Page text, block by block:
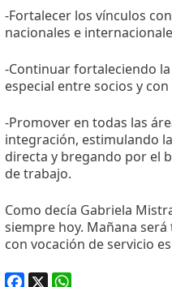
-Fortalecer los vínculos
nacionales e
-Continuar fortaleciendo
especial entre socios y
-Promover en todas las
integración, estimulando
directa y bregando por el
de trabajo.
Como decía Gabriela
siempre hoy. Mañana será
con vocación de servicio